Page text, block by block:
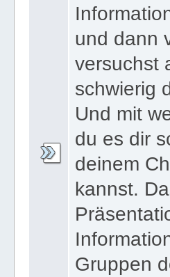
und dann
versuchst
schwierig
Und mit
du es dir
deinem
kannst.
Gruppen